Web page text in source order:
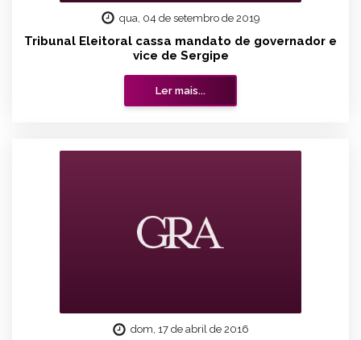
qua, 04 de setembro de 2019
Tribunal Eleitoral cassa mandato de governador e
vice de Sergipe
Ler mais...
dom, 17 de abril de 2016